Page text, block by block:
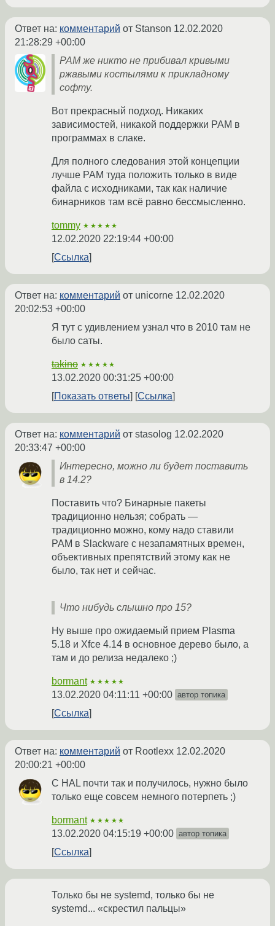
Ответ на: комментарий от Stanson 12.02.2020
21:28:29 +00:00
PAM же никто не прибивал кривыми
ржавыми костылями к прикладному
софту.
Вот прекрасный подход. Никаких
зависимостей, никакой поддержки PAM в
программах в слаке.
Для полного следования этой концепции
лучше PAM туда положить только в виде
файла с исходниками, так как наличие
бинарников там всё равно бессмысленно.
tommy ★★★★★
12.02.2020 22:19:44 +00:00
Ссылка
Ответ на: комментарий от unicorne 12.02.2020
20:02:53 +00:00
Я тут с удивлением узнал что в 2010 там не
было саты.
takino ★★★★★
13.02.2020 00:31:25 +00:00
Показать ответы
Ссылка
Ответ на: комментарий от stasolog 12.02.2020
20:33:47 +00:00
Интересно, можно ли будет поставить
в 14.2?
Поставить что? Бинарные пакеты
традиционно нельзя; собрать —
традиционно можно, кому надо ставили
PAM в Slackware с незапамятных времен,
объективных препятствий этому как не
было, так нет и сейчас.
Что нибудь слышно про 15?
Ну выше про ожидаемый прием Plasma
5.18 и Xfce 4.14 в основное дерево было, а
там и до релиза недалеко ;)
bormant ★★★★★
13.02.2020 04:11:11 +00:00 автор топика
Ссылка
Ответ на: комментарий от Rootlexx 12.02.2020
20:00:21 +00:00
С HAL почти так и получилось, нужно было
только еще совсем немного потерпеть ;)
bormant ★★★★★
13.02.2020 04:15:19 +00:00 автор топика
Ссылка
Только бы не systemd, только бы не
systemd... «скрестил пальцы»